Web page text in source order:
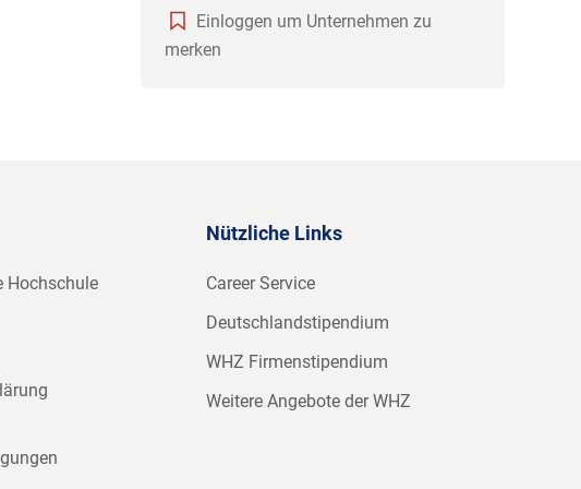
Einloggen um Unternehmen zu
merken
Hochschule
Nützliche Links
Career Service
Deutschlandstipendium
WHZ Firmenstipendium
Weitere Angebote der WHZ